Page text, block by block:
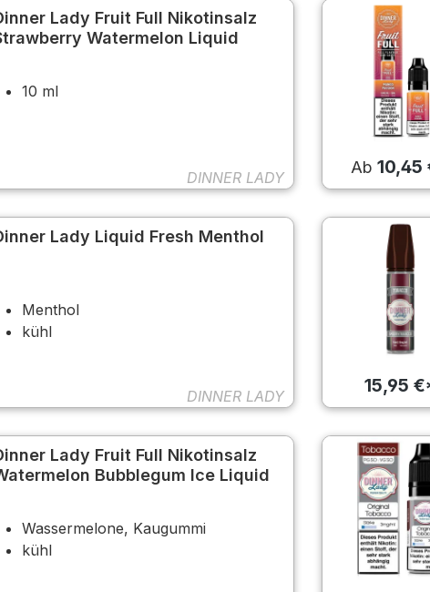
Lady Fruit Full Nikotinsalz
Watermelon Liquid
10 ml
DINNER LADY
Ab 10,45
Lady Liquid Fresh Menthol
Menthol
kühl
DINNER LADY 15,95
Lady Fruit Full Nikotinsalz
Bubblegum Ice Liquid
Wassermelone, Kaugummi
kühl